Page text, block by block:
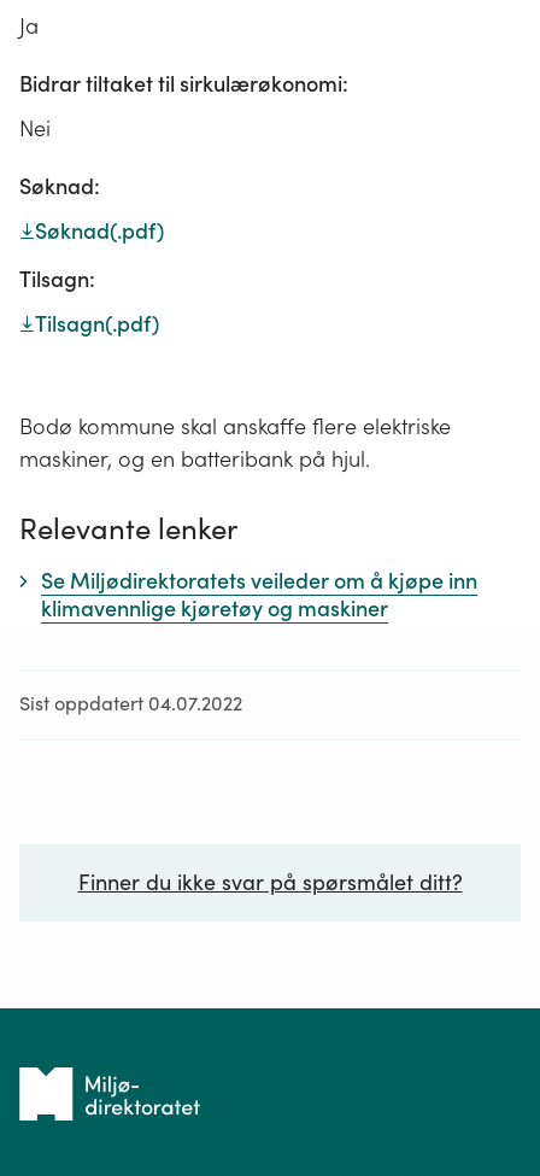
Ja
Bidrar tiltaket til sirkulærøkonomi:
Nei
Søknad:
Søknad(.pdf)
Tilsagn:
Tilsagn(.pdf)
Bodø kommune skal anskaffe flere elektriske
maskiner, og en batteribank på hjul.
Relevante lenker
Se Miljødirektoratets veileder om å kjøpe inn
klimavennlige kjøretøy og maskiner
Sist oppdatert 04.07.2022
Finner du ikke svar på spørsmålet ditt?
Tilbake